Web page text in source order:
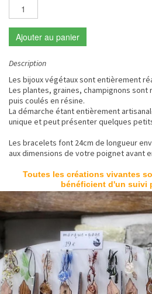
Ajouter au panier
Description
Les bijoux végétaux sont entièrement
Les plantes, graines, champignons
puis coulés en résine.
La démarche étant entièrement
unique et peut présenter quelques
Les bracelets font 24cm de longueur
aux dimensions de votre poignet avant
Toutes les créations vivantes
bénéficient d'un suivi